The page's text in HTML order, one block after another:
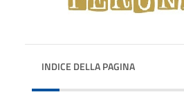
INDICE DELLA PAGINA